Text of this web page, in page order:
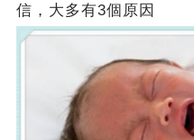
信，大多有3個原因